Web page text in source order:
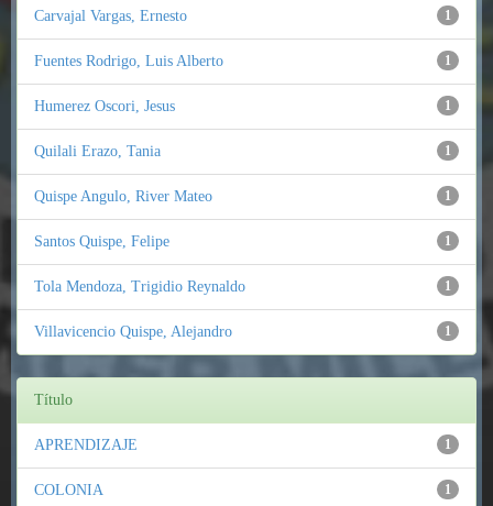
1
Carvajal Vargas, Ernesto
1
Fuentes Rodrigo, Luis Alberto
1
Humerez Oscori, Jesus
1
Quilali Erazo, Tania
1
Quispe Angulo, River Mateo
1
Santos Quispe, Felipe
1
Tola Mendoza, Trigidio Reynaldo
1
Villavicencio Quispe, Alejandro
Título
1
APRENDIZAJE
1
COLONIA